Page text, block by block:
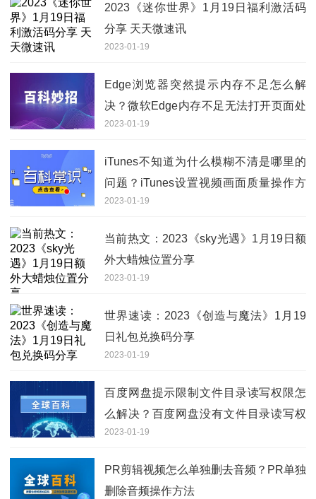
2023《迷你世界》1月19日福利激活码
分享 天天微速讯
2023-01-19
Edge浏览器突然提示内存不足怎么解
决？微软Edge内存不足无法打开页面处
理方法
2023-01-19
iTunes不知道为什么模糊不清是哪里的
问题？iTunes设置视频画面质量操作方
法
2023-01-19
当前热文：2023《sky光遇》1月19日额
外大蜡烛位置分享
2023-01-19
世界速读：2023《创造与魔法》1月19
日礼包兑换码分享
2023-01-19
百度网盘提示限制文件目录读写权限怎
么解决？百度网盘没有文件目录读写权
限是什么情况？
2023-01-19
PR剪辑视频怎么单独删去音频？PR单独
删除音频操作方法